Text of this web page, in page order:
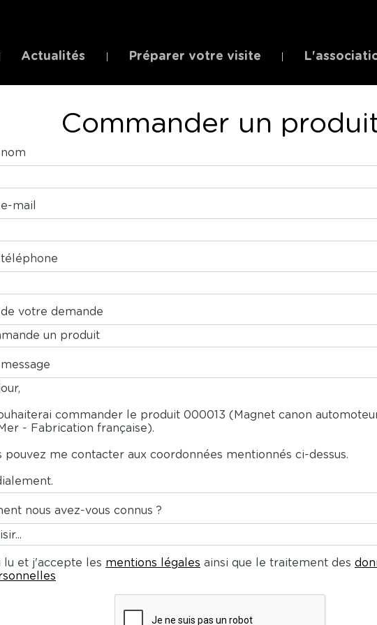
Actualités Préparer votre visite
Commander un
mail
votre demande
nous avez-vous connus ?
lu et j'accepte les mentions légales ainsi que le traitement des